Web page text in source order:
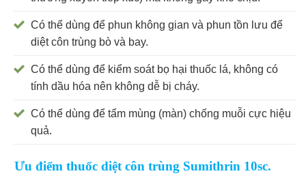
Có thể dùng để phun không gian và phun tồn lưu để
diệt côn trùng bò và bay.
Có thể dùng để kiểm soát bọ hại thuốc lá, không có
tính dầu hóa nên không dễ bị cháy.
Có thể dùng để tẩm mùng (màn) chống muỗi cực hiệu
quả.
Ưu điểm thuốc diệt côn trùng Sumithrin 10sc.